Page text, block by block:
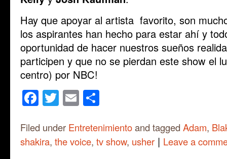
Hay que apoyar al artista favorito, son
los aspirantes han hecho para estar ahí y
oportunidad de hacer nuestros sueños
participen y que no se pierdan este show el
centro) por NBC!
Facebook
Twitter
Email
Filed under Entretenimientoand tagged Adam,
shakira, the voice, tv show, usher | Leave a